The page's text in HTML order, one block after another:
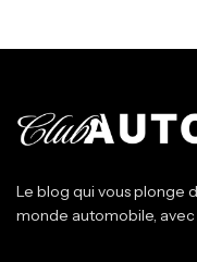
Le blog qui vous plonge
monde automobile,